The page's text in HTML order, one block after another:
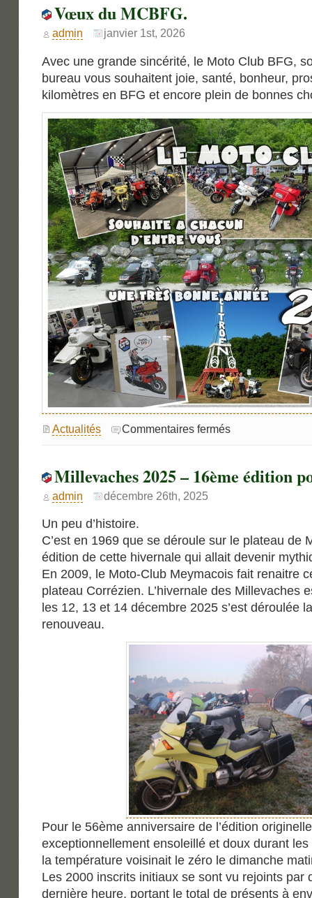
Vœux du MCBFG.
admin janvier 1st, 2026
Avec une grande sincérité, le Moto Club BFG,
bureau vous souhaitent joie, santé, bonheur,
kilomètres en BFG et encore plein de bonnes
Actualités Commentaires ferméssur
Vœux
Millevaches 2025 – 16ème édition
admin décembre 26th, 2025
Un peu d’histoire.
C’est en 1969 que se déroule sur le plateau de
édition de cette hivernale qui allait devenir
En 2009, le Moto-Club Meymacois fait renaitre
plateau Corrézien. L’hivernale des Millevaches
les 12, 13 et 14 décembre 2025 s’est déroulée
renouveau.
Pour le 56ème anniversaire de l’édition
exceptionnellement ensoleillé et doux durant
la température voisinait le zéro le dimanche
Les 2000 inscrits initiaux se sont vu rejoints par
dernière heure, portant le total de présents à